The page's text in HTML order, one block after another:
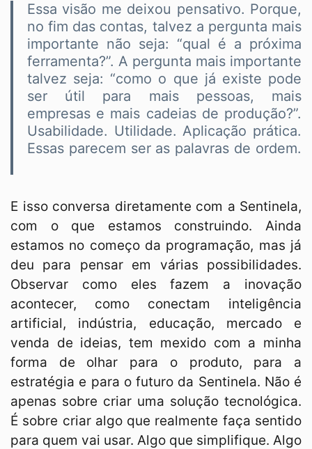
Essa visão me deixou pensativo. Porque,
no fim das contas, talvez a pergunta mais
importante não seja: “qual é a próxima
ferramenta?”. A pergunta mais importante
talvez seja: “como o que já existe pode
ser útil para mais pessoas, mais
empresas e mais cadeias de produção?”.
Usabilidade. Utilidade. Aplicação prática.
Essas parecem ser as palavras de ordem.
E isso conversa diretamente com a Sentinela,
com o que estamos construindo. Ainda
estamos no começo da programação, mas já
deu para pensar em várias possibilidades.
Observar como eles fazem a inovação
acontecer, como conectam inteligência
artificial, indústria, educação, mercado e
venda de ideias, tem mexido com a minha
forma de olhar para o produto, para a
estratégia e para o futuro da Sentinela. Não é
apenas sobre criar uma solução tecnológica.
É sobre criar algo que realmente faça sentido
para quem vai usar. Algo que simplifique. Algo